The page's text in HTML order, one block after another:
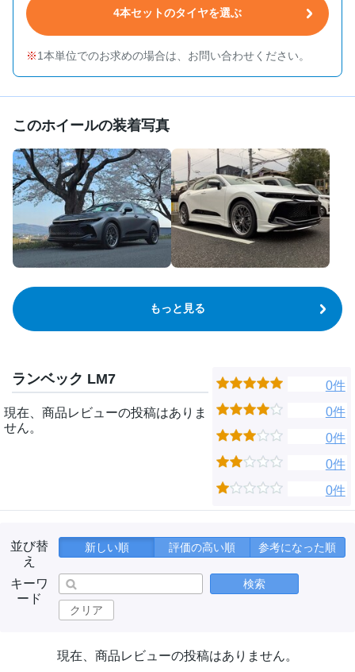
4本セットのタイヤを選ぶ
1本単位でのお求めの場合は、お問い合わせください。
このホイールの装着写真
もっと見る
ランベック LM7
現在、商品レビューの投稿はありま
せん。
0件
0件
0件
0件
0件
並び替
え
新しい順 評価の高い順 参考になった順
キーワ
ード
検索
クリア
現在、商品レビューの投稿はありません。